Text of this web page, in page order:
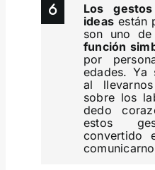
Los
ideas están
son uno
función
por
edades. Ya
al
sobre los
dedo
estos
convertido